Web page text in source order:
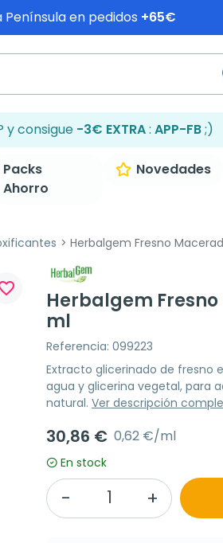
Península en pedidos +65€
y consigue -3€ EXTRA: APP-FB;)
Packs
Ahorro
Novedades
Herbalgem Fresno
Herbalgem
ml
Referencia: 099223
Extracto glicerinado de fresno
agua y glicerina vegetal, para
natural. Ver descripción
30,86 € 0,62 €/ml
En stock